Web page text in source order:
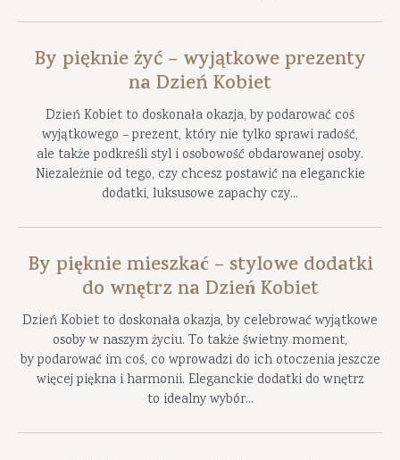
By pięknie żyć – wyjątkowe prezenty
na Dzień Kobiet
Dzień Kobiet to doskonała okazja, by podarować coś
wyjątkowego – prezent, który nie tylko sprawi radość,
ale także podkreśli styl i osobowość obdarowanej osoby.
Niezależnie od tego, czy chcesz postawić na eleganckie
dodatki, luksusowe zapachy czy...
By pięknie mieszkać – stylowe dodatki
do wnętrz na Dzień Kobiet
Dzień Kobiet to doskonała okazja, by celebrować wyjątkowe
osoby w naszym życiu. To także świetny moment,
by podarować im coś, co wprowadzi do ich otoczenia jeszcze
więcej piękna i harmonii. Eleganckie dodatki do wnętrz
to idealny wybór...